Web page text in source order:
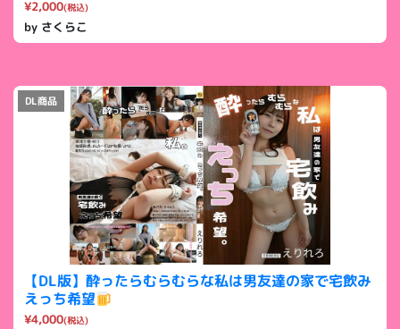
¥2,000(税込)
by さくらこ
DL商品
【DL版】酔ったらむらむらな私は男友達の家で宅飲み
えっち希望
¥4,000(税込)